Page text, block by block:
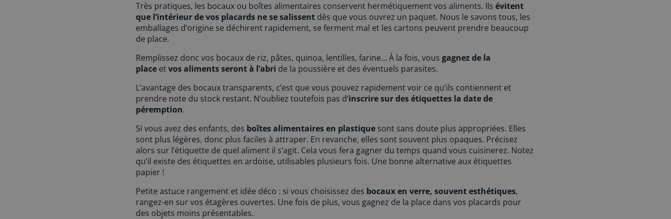
Très pratiques, les bocaux ou boîtes alimentaires conservent hermétiquement vos aliments. Ils évitent
que l’intérieur de vos placards ne se salissent dès que vous ouvrez un paquet. Nous le savons tous, les
emballages d’origine se déchirent rapidement, se ferment mal et les cartons peuvent prendre beaucoup
de place.
Remplissez donc vos bocaux de riz, pâtes, quinoa, lentilles, farine… À la fois, vous gagnez de la
place etvos aliments seront à l’abri de la poussière et des éventuels parasites.
L’avantage des bocaux transparents, c’est que vous pouvez rapidement voir ce qu’ils contiennent et
prendre note du stock restant. N’oubliez toutefois pas d’inscrire sur des étiquettes la date de
péremption.
Si vous avez des enfants, des boîtes alimentaires en plastique sont sans doute plus appropriées. Elles
sont plus légères, donc plus faciles à attraper. En revanche, elles sont souvent plus opaques. Précisez
alors sur l’étiquette de quel aliment il s’agit. Cela vous fera gagner du temps quand vous cuisinerez. Notez
qu’il existe des étiquettes en ardoise, utilisables plusieurs fois. Une bonne alternative aux étiquettes
papier !
Petite astuce rangement et idée déco : si vous choisissez des bocaux en verre, souvent esthétiques,
rangez-en sur vos étagères ouvertes. Une fois de plus, vous gagnez de la place dans vos placards pour
des objets moins présentables.